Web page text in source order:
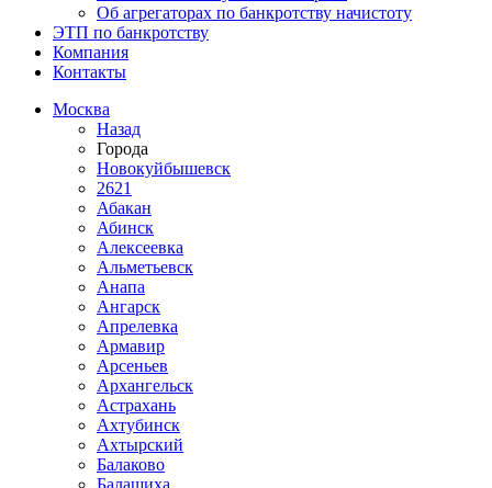
Об агрегаторах по банкротству начистоту
ЭТП по банкротству
Компания
Контакты
Москва
Назад
Города
Новокуйбышевск
2621
Абакан
Абинск
Алексеевка
Альметьевск
Анапа
Ангарск
Апрелевка
Армавир
Арсеньев
Архангельск
Астрахань
Ахтубинск
Ахтырский
Балаково
Балашиха